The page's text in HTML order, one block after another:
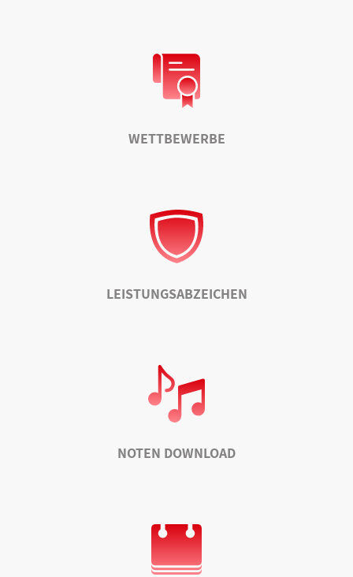
WETTBEWERBE
LEISTUNGSABZEICHEN
NOTEN DOWNLOAD